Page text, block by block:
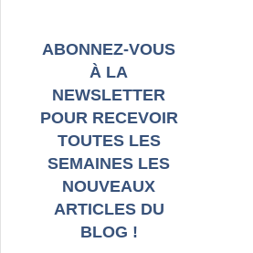
ABONNEZ-VOUS
À LA
NEWSLETTER
POUR RECEVOIR
TOUTES LES
SEMAINES LES
NOUVEAUX
ARTICLES DU
BLOG !